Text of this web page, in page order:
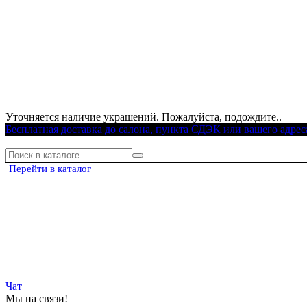
Уточняется наличие украшений. Пожалуйста, подождите..
Бесплатная доставка до салона, пункта СДЭК или вашего
Перейти в каталог
Чат
Мы на связи!